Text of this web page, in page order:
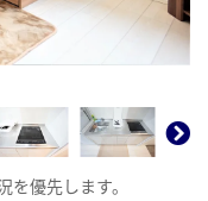
優先します。